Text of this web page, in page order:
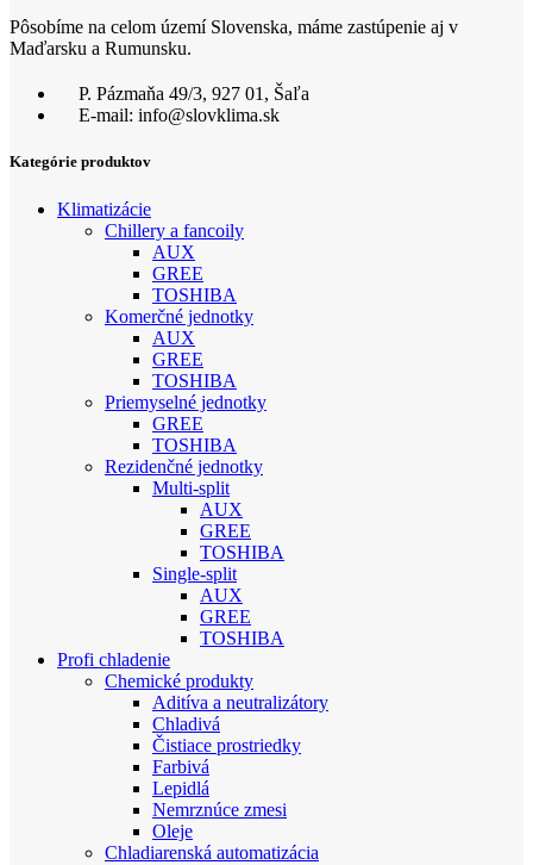
Pôsobíme na celom území Slovenska, máme zastúpenie aj v
Maďarsku a Rumunsku.
P. Pázmaňa 49/3, 927 01, Šaľa
E-mail: info@slovklima.sk
Kategórie produktov
Klimatizácie
Chillery a fancoily
AUX
GREE
TOSHIBA
Komerčné jednotky
AUX
GREE
TOSHIBA
Priemyselné jednotky
GREE
TOSHIBA
Rezidenčné jednotky
Multi-split
AUX
GREE
TOSHIBA
Single-split
AUX
GREE
TOSHIBA
Profi chladenie
Chemické produkty
Aditíva a neutralizátory
Chladivá
Čistiace prostriedky
Farbivá
Lepidlá
Nemrznúce zmesi
Oleje
Chladiarenská automatizácia